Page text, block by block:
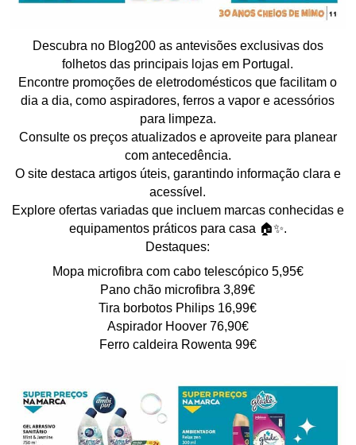
Descubra no Blog200 as antevisões exclusivas dos
folhetos das principais lojas em Portugal.
Encontre promoções de eletrodomésticos que facilitam o
dia a dia, como aspiradores, ferros a vapor e acessórios
para limpeza.
Consulte os preços atualizados e aproveite para planear
com antecedência.
O site destaca artigos úteis, garantindo informação clara e
acessível.
Explore ofertas variadas que incluem marcas conhecidas e
equipamentos práticos para casa 🏠✨.
Destaques:
Mopa microfibra com cabo telescópico 5,95€
Pano chão microfibra 3,89€
Tira borbotos Philips 16,99€
Aspirador Hoover 76,90€
Ferro caldeira Rowenta 99€